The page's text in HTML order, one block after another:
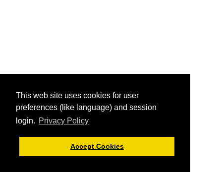
This web site uses cookies for user
preferences (like language) and session
login. Privacy Policy
Accept Cookies